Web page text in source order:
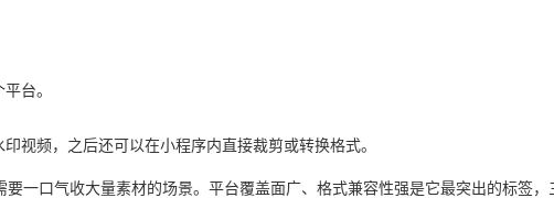
台。
视频，之后还可以在小程序内直接裁剪或转换格式。
一口气收大量素材的场景。平台覆盖面广、格式兼容性强是它最突出的标签，